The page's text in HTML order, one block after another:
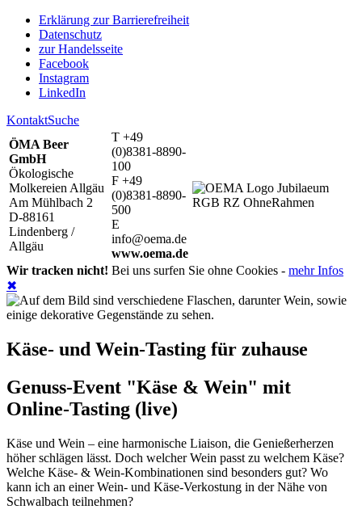
Erklärung zur Barrierefreiheit
Datenschutz
zur Handelsseite
Facebook
Instagram
LinkedIn
KontaktSuche
ÖMA Beer
GmbH
Ökologische
Molkereien Allgäu
Am Mühlbach 2
D-88161
Lindenberg /
Allgäu
T +49
(0)8381-8890-
100
F +49
(0)8381-8890-
500
E
info@oema.de
www.oema.de
Wir tracken nicht! Bei uns surfen Sie ohne Cookies - mehr Infos
✖
Käse- und Wein-Tasting für zuhause
Genuss-Event "Käse & Wein" mit
Online-Tasting (live)
Käse und Wein – eine harmonische Liaison, die Genießerherzen
höher schlägen lässt. Doch welcher Wein passt zu welchem Käse?
Welche Käse- & Wein-Kombinationen sind besonders gut? Wo
kann ich an einer Wein- und Käse-Verkostung in der Nähe von
Schwalbach teilnehmen?